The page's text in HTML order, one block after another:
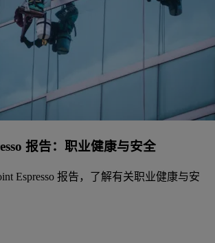
报告：职业健康与安全
Espresso 报告，了解有关职业健康与安